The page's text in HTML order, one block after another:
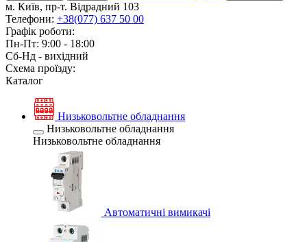
м. Київ, пр-т. Відрадний 103
Телефони: +38(077) 637 50 00
Графік роботи:
Пн-Пт: 9:00 - 18:00
Сб-Нд - вихідний
Схема проїзду:
Каталог
Низьковольтне обладнання
Низьковольтне обладнання
Низьковольтне обладнання
Автоматичні вимикачі